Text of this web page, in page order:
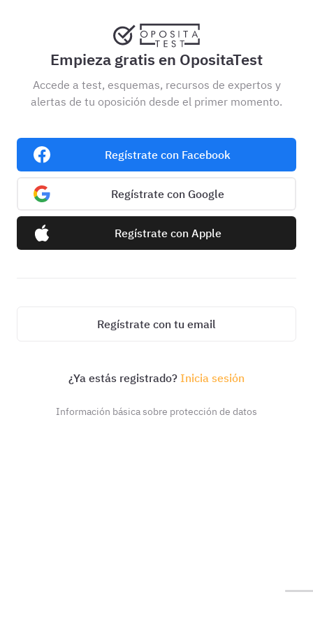
Empieza gratis en OpositaTest
Accede a test, esquemas, recursos de expertos y
alertas de tu oposición desde el primer momento.
Regístrate con Facebook
Regístrate con Google
Regístrate con Apple
Regístrate con tu email
¿Ya estás registrado? Inicia sesión
Información básica sobre protección de datos